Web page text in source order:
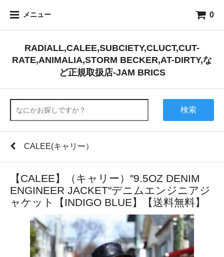
メニュー 0
RADIALL,CALEE,SUBCIETY,CLUCT,CUT-
RATE,ANIMALIA,STORM BECKER,AT-DIRTY,な
ど正規取扱店-JAM BRICS
検索
CALEE(キャリー）
【CALEE】（キャリー）"9.5OZ DENIM
ENGINEER JACKET"デニムエンジニアジ
ャケット【INDIGO BLUE】【送料無料】